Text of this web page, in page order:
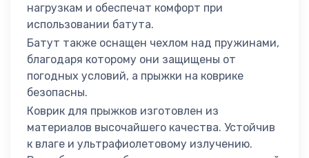
нагрузкам и обеспечат комфорт при
использовании батута.
Батут также оснащен чехлом над пружинами,
благодаря которому они защищены от
погодных условий, а прыжки на коврике
безопасны.
Коврик для прыжков изготовлен из
материалов высочайшего качества. Устойчив
к влаге и ультрафиолетовому излучению.